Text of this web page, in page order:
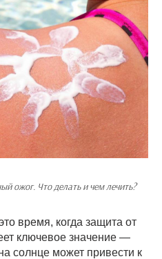
ожог. Что делать и чем лечить?
время, когда защита от
ключевое значение —
солнце может привести к